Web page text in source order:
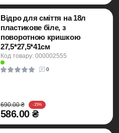
Відро для сміття на 18л
пластикове біле, з
поворотною кришкою
27,5*27,5*41см
Код товару: 000002555
0
690.00 ₴ -15%
586.00 ₴